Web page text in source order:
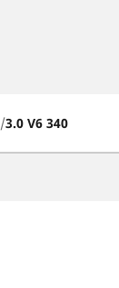
3.0 V6 340